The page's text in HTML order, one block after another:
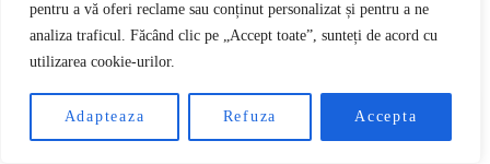
pentru a vă oferi reclame sau conținut personalizat și pentru a ne
analiza traficul. Făcând clic pe „Accept toate”, sunteți de acord cu
utilizarea cookie-urilor.
Adapteaza Refuza Accepta
CITESTE TOT
RO